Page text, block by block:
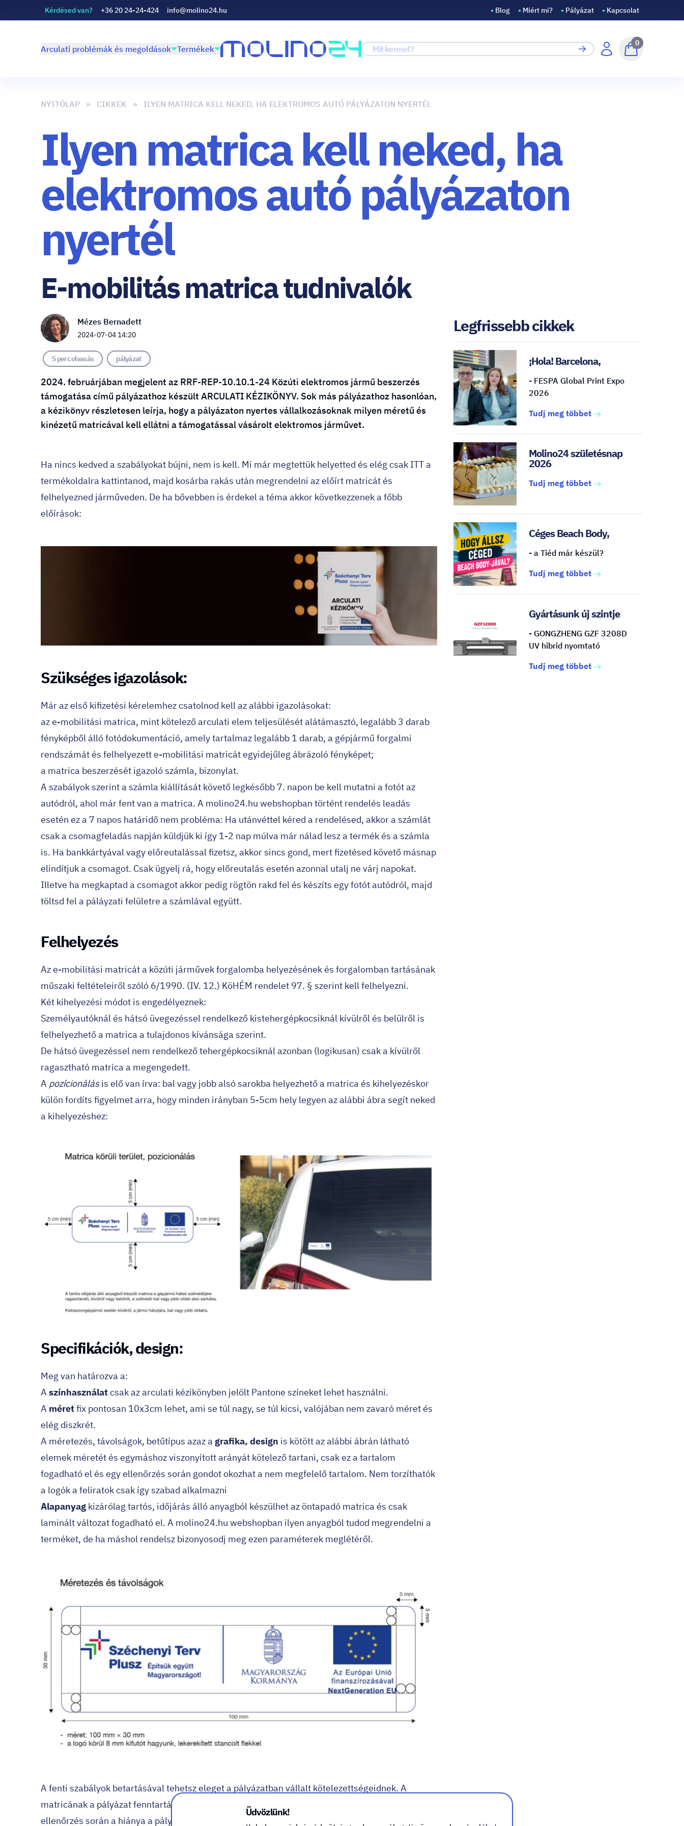
Kérdésed van? +36 20 24-24-424 info@molino24.hu • Blog • Miért mi? • Pályázat • Kapcsolat
Arculati problémák és megoldások Termékek
0
NYITÓLAP CIKKEK ILYEN MATRICA KELL NEKED, HA ELEKTROMOS AUTÓ PÁLYÁZATON NYERTÉL
Ilyen matrica kell neked, ha
elektromos autó pályázaton
nyertél
E-mobilitás matrica tudnivalók
Mézes Bernadett
2024-07-04 14:20
5 perc olvasás pályázat
2024. februárjában megjelent az RRF-REP-10.10.1-24 Közúti elektromos jármű beszerzés
támogatása című pályázathoz készült ARCULATI KÉZIKÖNYV. Sok más pályázathoz hasonlóan,
a kézikönyv részletesen leírja, hogy a pályázaton nyertes vállalkozásoknak milyen méretű és
kinézetű matricával kell ellátni a támogatással vásárolt elektromos járművet.
Ha nincs kedved a szabályokat bújni, nem is kell. Mi már megtettük helyetted és elég csak ITTa
termékoldalra kattintanod, majd kosárba rakás után megrendelni az előírt matricát és
felhelyezned járműveden. De ha bővebben is érdekel a téma akkor következzenek a főbb
előírások:
Szükséges igazolások:
Már az első kifizetési kérelemhez csatolnod kell az alábbi igazolásokat:
az e-mobilitási matrica, mint kötelező arculati elem teljesülését alátámasztó, legalább 3 darab
fényképből álló fotódokumentáció, amely tartalmaz legalább 1 darab, a gépjármű forgalmi
rendszámát és felhelyezett e-mobilitási matricát egyidejűleg ábrázoló fényképet;
a matrica beszerzését igazoló számla, bizonylat.
A szabályok szerint a számla kiállítását követő legkésőbb 7. napon be kell mutatni a fotót az
autódról, ahol már fent van a matrica. A molino24.hu webshopban történt rendelés leadás
esetén ez a 7 napos határidő nem probléma: Ha utánvéttel kéred a rendelésed, akkor a számlát
csak a csomagfeladás napján küldjük ki így 1-2 nap múlva már nálad lesz a termék és a számla
is. Ha bankkártyával vagy előreutalással fizetsz, akkor sincs gond, mert fizetésed követő másnap
elindítjuk a csomagot. Csak ügyelj rá, hogy előreutalás esetén azonnal utalj ne várj napokat.
Illetve ha megkaptad a csomagot akkor pedig rögtön rakd fel és készíts egy fotót autódról, majd
töltsd fel a páláyzati felületre a számlával együtt.
Felhelyezés
Az e-mobilitási matricát a közúti járművek forgalomba helyezésének és forgalomban tartásának
műszaki feltételeiről szóló 6/1990. (IV. 12.) KöHÉM rendelet 97. § szerint kell felhelyezni.
Két kihelyezési módot is engedélyeznek:
Személyautóknál és hátsó üvegezéssel rendelkező kistehergépkocsiknál kívülről és belülről is
felhelyezhető a matrica a tulajdonos kívánsága szerint.
De hátsó üvegezéssel nem rendelkező tehergépkocsiknál azonban (logikusan) csak a kívülről
ragasztható matrica a megengedett.
A pozícionálásis elő van írva: bal vagy jobb alsó sarokba helyezhető a matrica és kihelyezéskor
külön fordíts figyelmet arra, hogy minden irányban 5-5cm hely legyen az alábbi ábra segít neked
a kihelyezéshez:
Specifikációk, design:
Meg van határozva a:
A színhasználatcsak az arculati kézikönyben jelölt Pantone színeket lehet használni.
A méretfix pontosan 10x3cm lehet, ami se túl nagy, se túl kicsi, valójában nem zavaró méret és
elég diszkrét.
A méretezés, távolságok, betűtípus azaz a grafika, design is kötött az alábbi ábrán látható
elemek méretét és egymáshoz viszonyított arányát kötelező tartani, csak ez a tartalom
fogadható el és egy ellenőrzés során gondot okozhat a nem megfelelő tartalom. Nem torzíthatók
a logók a feliratok csak így szabad alkalmazni
Alapanyag kizárólag tartós, időjárás álló anyagból készülhet az öntapadó matrica és csak
laminált változat fogadható el. A molino24.hu webshopban ilyen anyagból tudod megrendelni a
terméket, de ha máshol rendelsz bizonyosodj meg ezen paraméterek meglétéről.
A fenti szabályok betartásával tehetsz eleget a pályázatban vállalt kötelezettségeidnek. A
matricának a pályázat fenntartási időszakának végéig kint kell lennie a járművön. Esetleges
ellenőrzés során a hiánya a pályázati támogatás visszavonását is eredményezheti! Különösen
Legfrissebb cikkek
¡Hola! Barcelona,
- FESPA Global Print Expo
2026
Tudj meg többet
Molino24 születésnap
2026
Tudj meg többet
Céges Beach Body,
- a Tiéd már készül?
Tudj meg többet
Gyártásunk új szintje
- GONGZHENG GZF 3208D
UV hibrid nyomtató
Tudj meg többet
Üdvözlünk!